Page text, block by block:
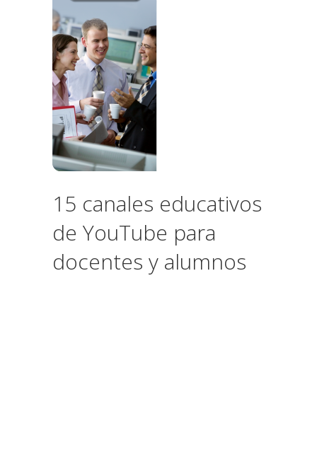
15 canales educativos
de YouTube para
docentes y alumnos